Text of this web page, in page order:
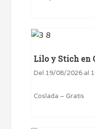
Lilo y Stich en
Del 19/08/2026 al
Coslada – Gratis